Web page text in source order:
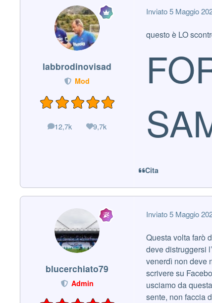
labbrodinovisad
Mod
12,7k
messaggi 9,7k
Reputazione
Inviato5 Maggio
questo è LO
Cita
blucerchiato79
Admin
Inviato5 Maggio
Questa volta farò
deve distruggersi
venerdì non deve
scrivere su
usciamo da
sente, non faccia